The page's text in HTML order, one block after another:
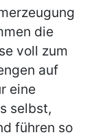
die
voll zum
auf
eine
selbst,
führen so